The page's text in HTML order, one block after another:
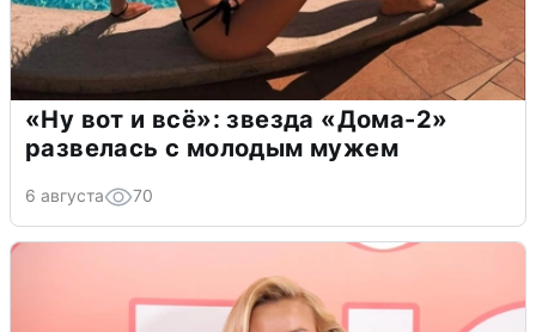
«Ну вот и всё»: звезда «Дома-2»
развелась с молодым мужем
6 августа 70